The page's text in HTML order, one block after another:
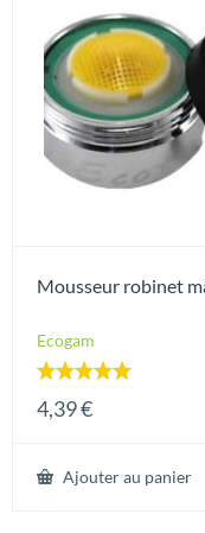
Mousseur robinet
Ecogam
5.00
4,39€
Ajouter au panier